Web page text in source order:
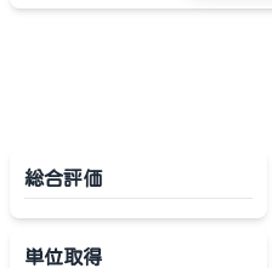
総合評価
単位取得